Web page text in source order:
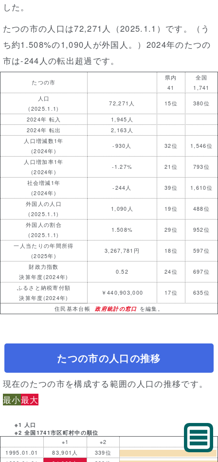
した。
たつの市の人口は72,271人（2025.1.1）です。（う
ち約1.508%の1,090人が外国人。）2024年のたつの
市は-244人の転出超過です。
たつの市
県内
41
全国
1,741
人口
(2025.1.1)
72,271人 15位 380位
2024年 転入
1,945人
2024年 転出
2,163人
人口増減数1年
(2024年)
-930人 32位 1,546位
人口増加率1年
(2024年)
-1.27% 21位 793位
社会増減1年
(2024年)
-244人 39位 1,610位
外国人の人口
(2025.1.1)
1,090人 19位 488位
外国人の割合
(2025.1.1)
1.508% 29位 952位
一人当たりの年間所得
(2025年)
3,267,781円 18位 597位
財政力指数
決算年度(2024年)
0.52 24位 697位
ふるさと納税寄付額
決算年度(2024年)
￥440,903,000 17位 635位
住民基本台帳 政府統計の窓口 を編集。
たつの市の人口の推移
現在のたつの市を構成する範囲の人口の推移です。
最小最大
※1 人口
※2 全国1741市区町村中の順位
※1
※2
1995.01.01
83,901人
339位